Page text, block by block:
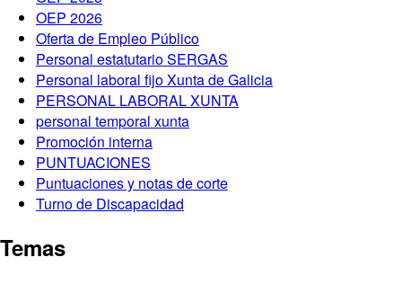
OEP 2026
Oferta de Empleo Público
Personal estatutario SERGAS
Personal laboral fijo Xunta de Galicia
PERSONAL LABORAL XUNTA
personal temporal xunta
Promoción interna
PUNTUACIONES
Puntuaciones y notas de corte
Turno de Discapacidad
Temas